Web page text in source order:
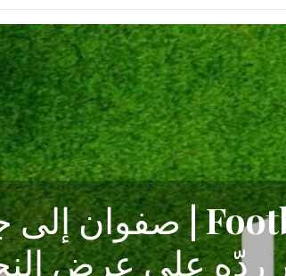
محسن وتنتهي